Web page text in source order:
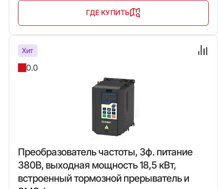
ГДЕ КУПИТЬ
Хит
0.0
Преобразователь частоты, 3ф. питание
380В, выходная мощность 18,5 кВт,
встроенный тормозной прерыватель и